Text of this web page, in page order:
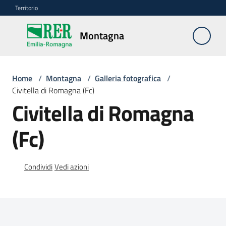
Vai al contenuto
Vai alla navigazione
Vai al footer
Territorio
Montagna
Montagna
Vivere
lavorare
Infrastrutture
Home / Montagna / Galleria fotografica /
Civitella di Romagna (Fc)
Civitella di Romagna
(Fc)
CondividiVedi azioni